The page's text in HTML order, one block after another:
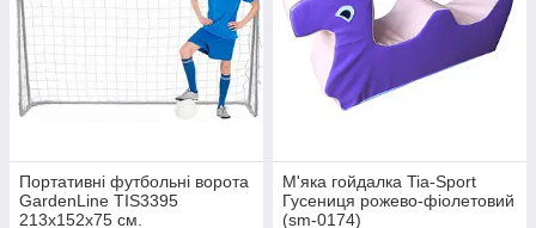
Портативні футбольні ворота
GardenLine TIS3395
213х152х75 см.
М'яка гойдалка Tia-Sport
Гусениця рожево-фіолетовий
(sm-0174)